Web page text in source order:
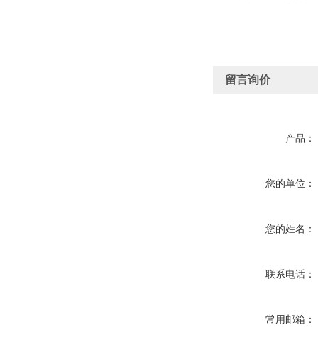
留言询价
产品：
您的单位：
您的姓名：
联系电话：
常用邮箱：